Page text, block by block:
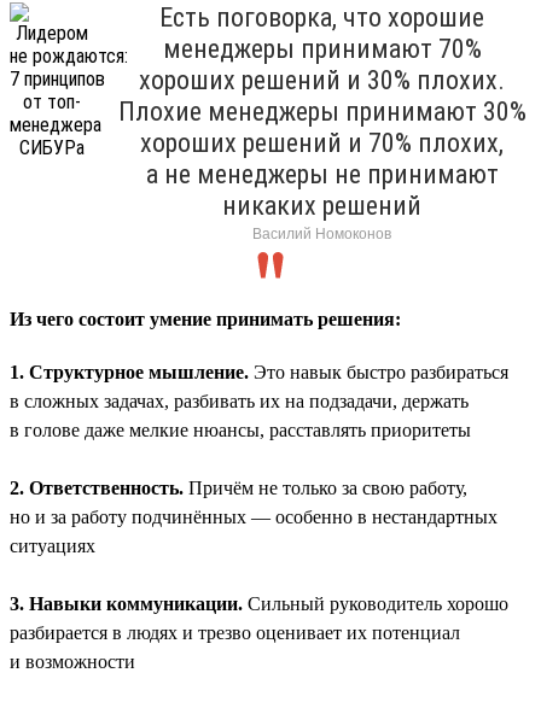
Есть поговорка, что хорошие
менеджеры принимают 70%
хороших решений и 30% плохих.
Плохие менеджеры принимают 30%
хороших решений и 70% плохих,
а не менеджеры не принимают
никаких решений
Василий Номоконов
Из чего состоит умение принимать решения:
1. Структурное мышление. Это навык быстро разбираться
в сложных задачах, разбивать их на подзадачи, держать
в голове даже мелкие нюансы, расставлять приоритеты
2. Ответственность. Причём не только за свою работу,
но и за работу подчинённых — особенно в нестандартных
ситуациях
3. Навыки коммуникации. Сильный руководитель хорошо
разбирается в людях и трезво оценивает их потенциал
и возможности